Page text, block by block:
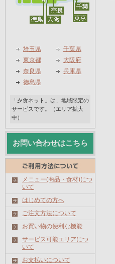
埼玉県
千葉県
東京都
大阪府
奈良県
兵庫県
徳島県
「夕食ネット」は、地域限定の
サービスです。（エリア拡大
中）
お問い合わせはこちら
メニュー(商品・食材)につ
いて
はじめての方へ
ご注文方法について
お買い物の便利な機能
サービス可能エリアにつ
いて
お支払いについて